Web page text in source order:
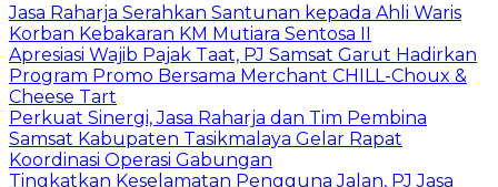
Jasa Raharja Serahkan Santunan kepada Ahli Waris
Korban Kebakaran KM Mutiara Sentosa II
Apresiasi Wajib Pajak Taat, PJ Samsat Garut Hadirkan
Program Promo Bersama Merchant CHILL-Choux &
Cheese Tart
Perkuat Sinergi, Jasa Raharja dan Tim Pembina
Samsat Kabupaten Tasikmalaya Gelar Rapat
Koordinasi Operasi Gabungan
Tingkatkan Keselamatan Pengguna Jalan, PJ Jasa